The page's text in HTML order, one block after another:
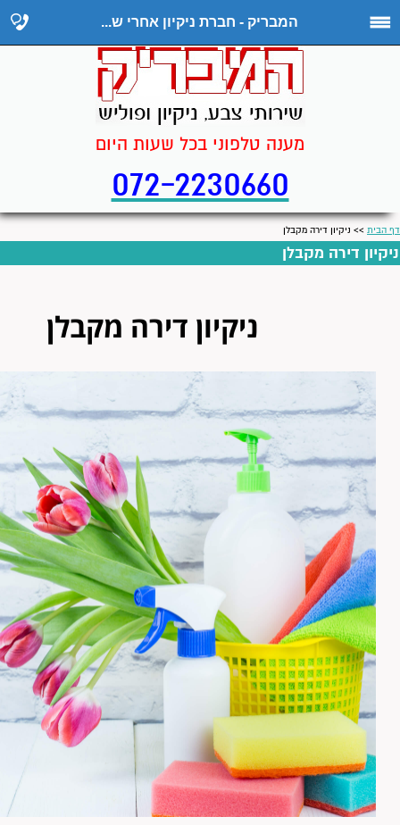
המבריק - חברת ניקיון אחרי ש...
מענה טלפוני בכל שעות היום
072-2230660
דף הבית >> ניקיון דירה מקבלן
ניקיון דירה מקבלן
ניקיון דירה מקבלן